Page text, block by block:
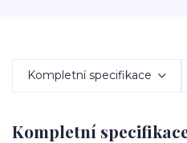
Kompletní specifikace
Kompletní